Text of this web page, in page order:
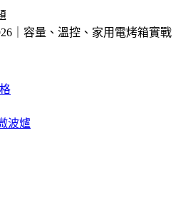
｜容量、溫控、家用電烤箱實戰
波爐